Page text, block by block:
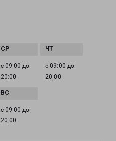
с 09:00 до
20:00
с 09:00 до
20:00
с 09:00 до
20:00